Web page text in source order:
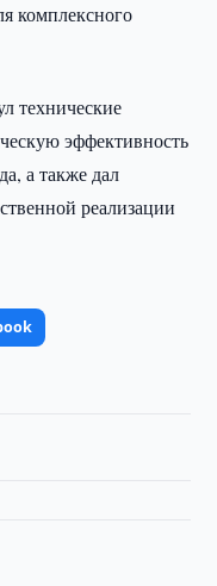
комплексного
технические
эффективность
а также дал
реализации